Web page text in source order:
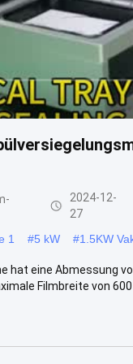
2024-12-
27
1 #5 kW #1.5KW
hat eine Abmessung
Filmbreite von